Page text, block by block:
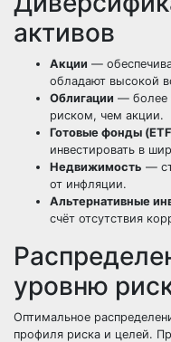
активов
Акции —
обладают высокой
Облигации — более
риском, чем акции.
Готовые фонды
инвестировать в
Недвижимость —
от инфляции.
Альтернативные
счёт отсутствия
уровню
Оптимальное
профиля риска и целей.